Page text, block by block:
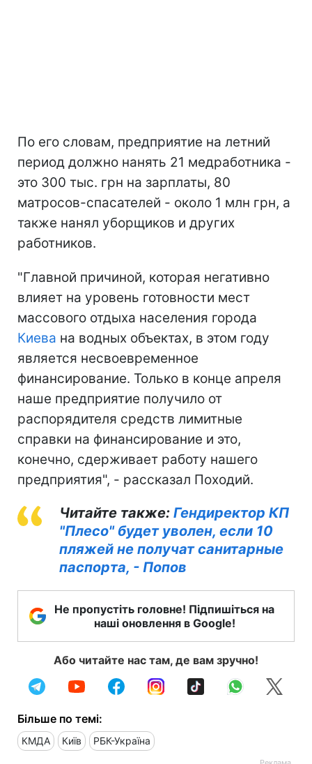
По его словам, предприятие на летний
период должно нанять 21 медработника -
это 300 тыс. грн на зарплаты, 80
матросов-спасателей - около 1 млн грн, а
также нанял уборщиков и других
работников.
"Главной причиной, которая негативно
влияет на уровень готовности мест
массового отдыха населения города
Киева на водных объектах, в этом году
является несвоевременное
финансирование. Только в конце апреля
наше предприятие получило от
распорядителя средств лимитные
справки на финансирование и это,
конечно, сдерживает работу нашего
предприятия", - рассказал Походий.
Читайте также: Гендиректор КП
"Плесо" будет уволен, если 10
пляжей не получат санитарные
паспорта, - Попов
Не пропустіть головне! Підпишіться на
наші оновлення в Google!
Або читайте нас там, де вам зручно!
Більше по темі:
КМДА Київ РБК-Україна